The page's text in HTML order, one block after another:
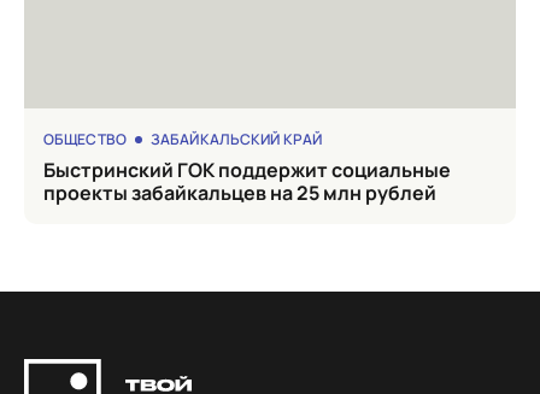
ОБЩЕСТВО ЗАБАЙКАЛЬСКИЙ КРАЙ
Быстринский ГОК поддержит социальные
проекты забайкальцев на 25 млн рублей